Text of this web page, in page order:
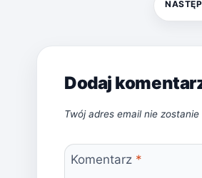
Dodaj
Twój adres email nie
Komentarz *